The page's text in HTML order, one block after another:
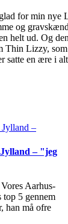
for min nye
og
helt ud. Og
Lizzy, som
satte en ære i
– "jeg
Aarhus-
5 gennem
han må ofre